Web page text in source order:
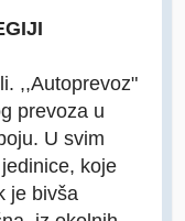
,,Autoprevoz"
prevoza u
U svim
koje
je bivša